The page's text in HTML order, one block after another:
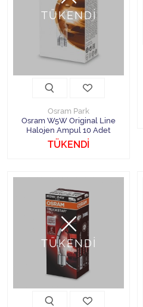
TÜKENDİ
Osram Park
Osram W5W Original Line
Halojen Ampul 10 Adet
TÜKENDİ
TÜKENDİ